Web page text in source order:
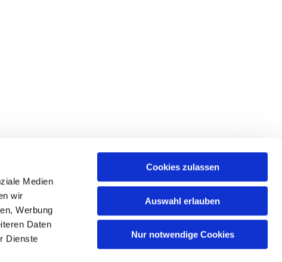
Medien
wir
Werbung
Daten
Dienste
Cookies zulassen
Auswahl erlauben
Nur notwendige Cookies
39 • 18439 Stralsund